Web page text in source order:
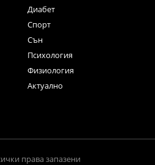
Диабет
Спорт
Сън
Психология
Физиология
Актуално
права запазени